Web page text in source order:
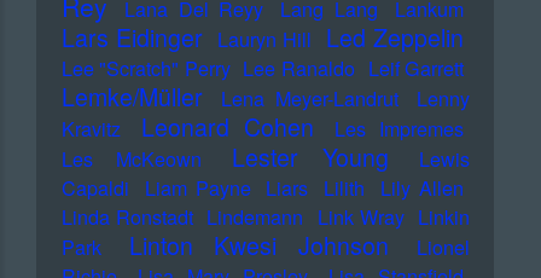
Lana Del Reyy Lang Lang Lankum
Lars Eidinger Lauryn Hill Led Zeppelin
Lee "Scratch" Perry Lee Ranaldo Leif Garrett
Lemke/Müller Lena Meyer-Landrut
Lenny
Kravitz
Leonard Cohen
Les Impremes
Les McKeown
Lester Young
Lewis
Capaldi
Liam Payne Liars Lilith
Lily Allen
Linda Ronstadt Lindemann Link Wray Linkin
Park
Linton Kwesi Johnson
Lionel